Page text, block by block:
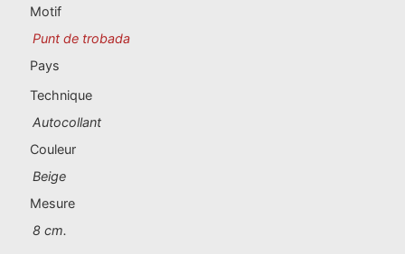
Ávila
Badajoz
Benidorm
Motif
Punt de trobada
Pays
Technique
Autocollant
Couleur
Beige
Mesure
8 cm.